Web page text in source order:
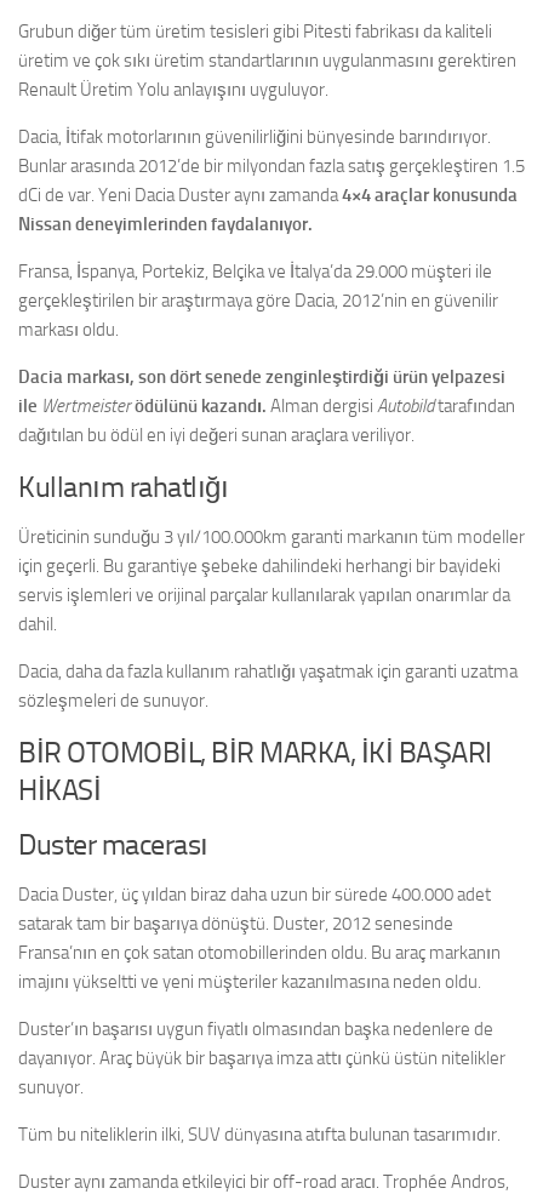
Grubun diğer tüm üretim tesisleri gibi Pitesti fabrikası da kaliteli
üretim ve çok sıkı üretim standartlarının uygulanmasını gerektiren
Renault Üretim Yolu anlayışını uyguluyor.
Dacia, İtifak motorlarının güvenilirliğini bünyesinde barındırıyor.
Bunlar arasında 2012’de bir milyondan fazla satış gerçekleştiren 1.5
dCi de var. Yeni Dacia Duster aynı zamanda4×4 araçlar konusunda
Nissan deneyimlerinden faydalanıyor.
Fransa, İspanya, Portekiz, Belçika ve İtalya’da 29.000 müşteri ile
gerçekleştirilen bir araştırmaya göre Dacia, 2012’nin en güvenilir
markası oldu.
Dacia markası, son dört senede zenginleştirdiği ürün yelpazesi
ile Wertmeisterödülünü kazandı. Alman dergisi Autobildtarafından
dağıtılan bu ödül en iyi değeri sunan araçlara veriliyor.
Kullanım rahatlığı
Üreticinin sunduğu 3 yıl/100.000km garanti markanın tüm modeller
için geçerli. Bu garantiye şebeke dahilindeki herhangi bir bayideki
servis işlemleri ve orijinal parçalar kullanılarak yapılan onarımlar da
dahil.
Dacia, daha da fazla kullanım rahatlığı yaşatmak için garanti uzatma
sözleşmeleri de sunuyor.
BİR OTOMOBİL, BİR MARKA, İKİ BAŞARI
HİKASİ
Duster macerası
Dacia Duster, üç yıldan biraz daha uzun bir sürede 400.000 adet
satarak tam bir başarıya dönüştü. Duster, 2012 senesinde
Fransa’nın en çok satan otomobillerinden oldu. Bu araç markanın
imajını yükseltti ve yeni müşteriler kazanılmasına neden oldu.
Duster’ın başarısı uygun fiyatlı olmasından başka nedenlere de
dayanıyor. Araç büyük bir başarıya imza attı çünkü üstün nitelikler
sunuyor.
Tüm bu niteliklerin ilki, SUV dünyasına atıfta bulunan tasarımıdır.
Duster aynı zamanda etkileyici bir off-road aracı. Trophée Andros,